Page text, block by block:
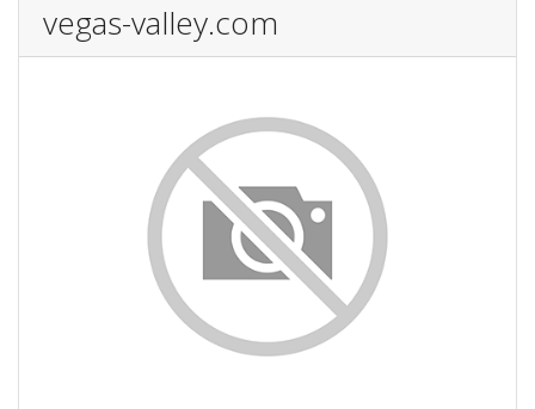
vegas-valley.com